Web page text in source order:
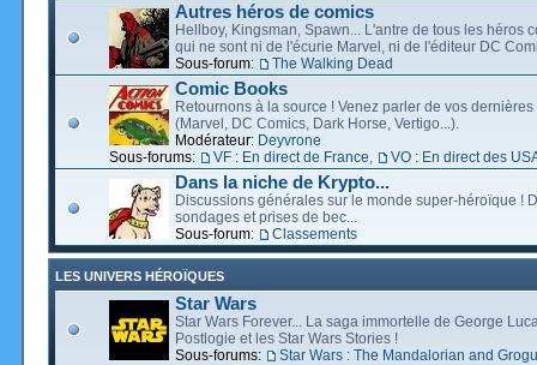
Autres héros de comics
Hellboy, Kingsman, Spawn... L'antre de tous les héros
qui ne sont ni de l'écurie Marvel, ni de l'éditeur DC
Sous-forum:
The Walking Dead
Comic Books
Retournons à la source ! Venez parler de vos dernières
(Marvel, DC Comics, Dark Horse, Vertigo...).
Modérateur: Deyvrone
Sous-forums:
VF : En direct de France VO : En direct des
Dans la niche de Krypto...
Discussions générales sur le monde super-héroïque !
sondages et prises de bec...
Sous-forum:
Classements
LES UNIVERS HÉROÏQUES
Star Wars
Star Wars Forever... La saga immortelle de George
Postlogie et les Star Wars Stories !
Sous-forums:
Star Wars : The Mandalorian and Grogu